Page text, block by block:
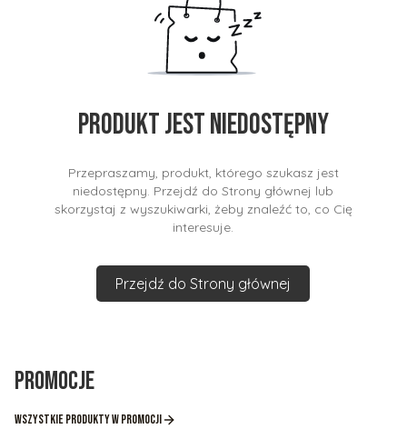
Produkt jest niedostępny
Przepraszamy, produkt, którego szukasz jest
niedostępny. Przejdź do Strony głównej lub
skorzystaj z wyszukiwarki, żeby znaleźć to, co Cię
interesuje.
Przejdź do Strony głównej
Promocje
Wszystkie produkty w promocji